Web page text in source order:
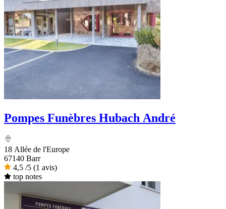
Pompes Funèbres Hubach André
18 Allée de l'Europe
67140 Barr
4,5 /5 (1 avis)
top notes